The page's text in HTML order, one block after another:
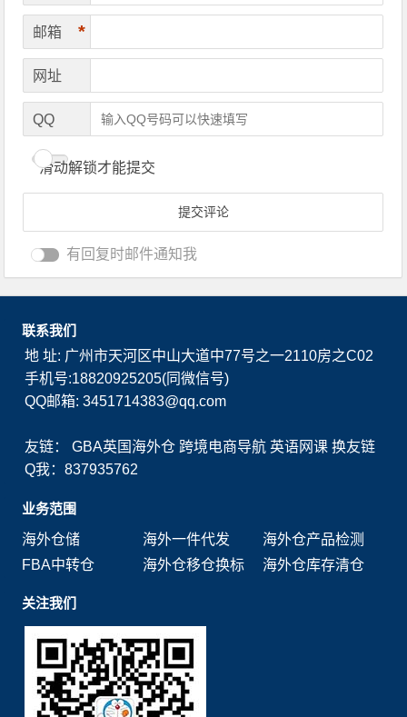
邮箱 *
网址
QQ
滑动解锁才能提交
有回复时邮件通知我
联系我们
地 址: 广州市天河区中山大道中77号之一2110房之C02
手机号:18820925205(同微信号)
QQ邮箱: 3451714383@qq.com
友链：GBA英国海外仓 跨境电商导航 英语网课 换友链
Q我：837935762
业务范围
海外仓储
海外一件代发
海外仓产品检测
FBA中转仓
海外仓移仓换标 海外仓库存清仓
关注我们